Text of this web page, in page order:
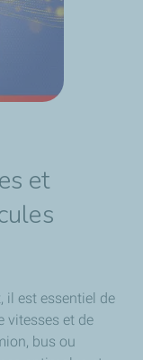
et
il est essentiel de
vitesses et de
bus ou